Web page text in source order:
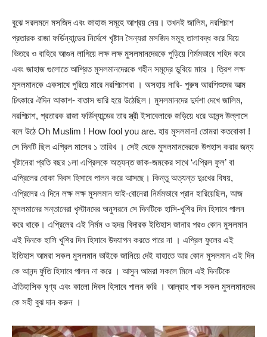
বুঝে সরলমনে মসজিদ এবং জাহাজ সমূহে আশ্রয় নেয়। তখনই জালিম, নরপিচাশ
প্রতারক রাজা ফর্ডিন্যান্ডের নির্দেশে খৃষ্টান সৈন্যরা মসজিদ সমূহ তালাবদ্ধ করে দিয়ে
ভিতরে ও বাহিরে আগুন লাগিয়ে লক্ষ লক্ষ মুসলমানদেরকে পুড়িয়ে ণির্মমভাবে শহিদ করে
এবং জাহাজ গুলোতে আশ্রিত মুসলমানদেরকে গহীন সমূদ্রে ডুবিয়ে মারে । ত্রিশ লক্ষ
মুসলমানকে একসাথে পুরিয়ে মারে নরপিচাশরা । অসহায় নারি- পুরুষ আরশিশুদের আত্ম
চিৎকারে ঐদিন আকাশ- বাতাস ভারি হয়ে উঠেছিল। মুসলমানদের দুর্দশা দেখে জালিম,
নরপিচাশ, প্রতারক রাজা ফর্ডিন্যান্ডের তার স্ত্রী ইসাবেলাকে জড়িয়ে ধরে আনন্দ উল্লাসে
বলে উঠে Oh Muslim ! How fool you are. হায় মুসলমান! তোমরা কতবোকা !
সে দিনটি ছিল এপ্রিল মাসের ১ তারিখ । সেই থেকে মুসলমানদেরকে উপহাস করার জন্য
খৃষ্টানেরা প্রতি বছর ১লা এপ্রিলকে অত্যন্ত জাক-জমকের সাথে ‘এপ্রিল ফুল’ বা
এপ্রিলের বোকা দিবস হিসাবে পালন করে আসছে। কিন্তু অত্যন্ত দুঃখের বিষয়,
এপ্রিলের এ দিনে লক্ষ লক্ষ মুসলমান ভাই-বোনেরা নির্মমভাবে প্রান হারিয়েছিল, আজ
মুসলমানের সন্তানেরা খৃস্টানদের অনুসরনে সে দিনটিকে হাসি-খুশির দিন হিসাবে পালন
করে থাকে। এপ্রিলের এই নির্মম ও হৃদয় বিদারক ইতিহাস জানার পরও কোন মুসলমান
এই দিনকে হাসি খুশির দিন হিসাবে উদযাপন করতে পারে না । এপ্রিল ফুলের এই
ইতিহাস আমরা সকল মুসলমান ভাইকে জানিয়ে দেই যাহাতে আর কোন মুসলমান এই দিন
কে আনন্দ র্ফুতি হিসাবে পালন না করে । আসুন আমরা সকলে মিলে এই দিনটিকে
ঐতিহাসিক ঘৃণ্য এবং কালো দিবস হিসাবে পালন করি । আল্রাহ পাক সকল মুসলমানদের
কে সহী বুঝ দান করুন ।